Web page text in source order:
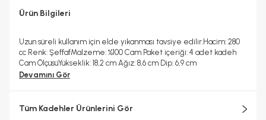
Ürün Bilgileri
Uzun süreli kullanım için elde yıkanması tavsiye edilir.Hacim: 280
cc Renk: ŞeffafMalzeme: %100 Cam Paket içeriği: 4 adet kadeh
Cam ÖlçüsüYükseklik: 18,2 cm Ağız: 8,6 cm Dip: 6,9 cm
Devamını Gör
Tüm Kadehler Ürünlerini Gör